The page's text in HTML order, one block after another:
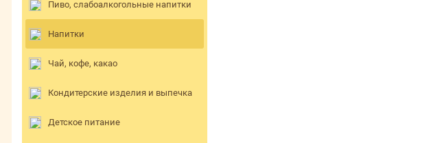
Пиво, слабоалкогольные напитки
Напитки
Чай, кофе, какао
Кондитерские изделия и выпечка
Детское питание